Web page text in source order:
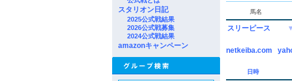
スタリオン日記
2025公式戦結果
2026公式戦募集
2024公式戦結果
amazonキャンペーン
馬名
スリーピース ▼
netkeiba.com
日時